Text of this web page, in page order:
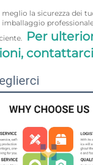
la sicurezza dei
Per